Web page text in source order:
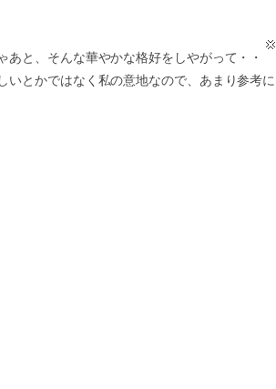
と、そんな華やかな格好をしやがって・・
いとかではなく私の意地なので、あまり参考に